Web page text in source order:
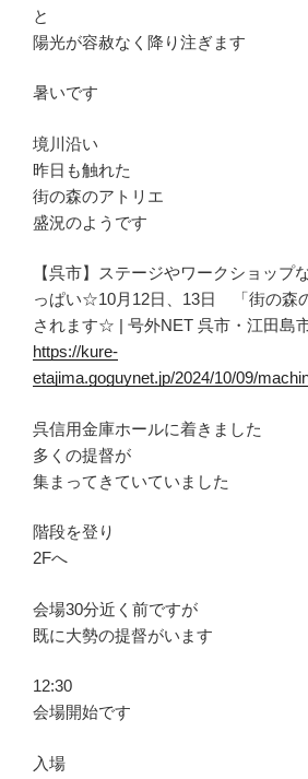
と
陽光が容赦なく降り注ぎます
暑いです
境川沿い
昨日も触れた
街の森のアトリエ
盛況のようです
【呉市】ステージやワークショップ
っぱい☆10月12日、13日 「街の森
されます☆ | 号外NET 呉市・江田島
https://kure-
etajima.goguynet.jp/2024/10/09/
呉信用金庫ホールに着きました
多くの提督が
集まってきていていました
階段を登り
2Fへ
会場30分近く前ですが
既に大勢の提督がいます
12:30
会場開始です
入場